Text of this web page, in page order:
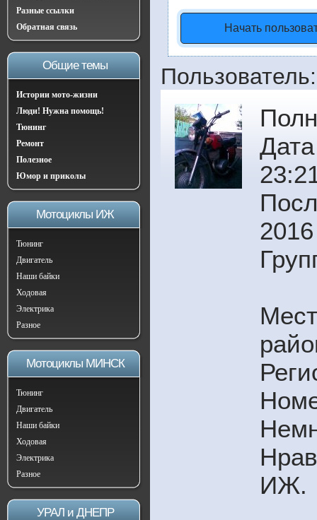
Разные ссылки
Обратная связь
Общие темы
Истории мото-жизни
Люди! Нужна помощь!
Тюнинг
Ремонт
Полезное
Юмор и приколы
Мотоциклы ИЖ
Тюнинг
Двигатель
Наши байки
Ходовая
Электрика
Разное
Мотоциклы МИНСК
Тюнинг
Двигатель
Наши байки
Ходовая
Электрика
Разное
УРАЛ и ДНЕПР
Начать
ИЖ.